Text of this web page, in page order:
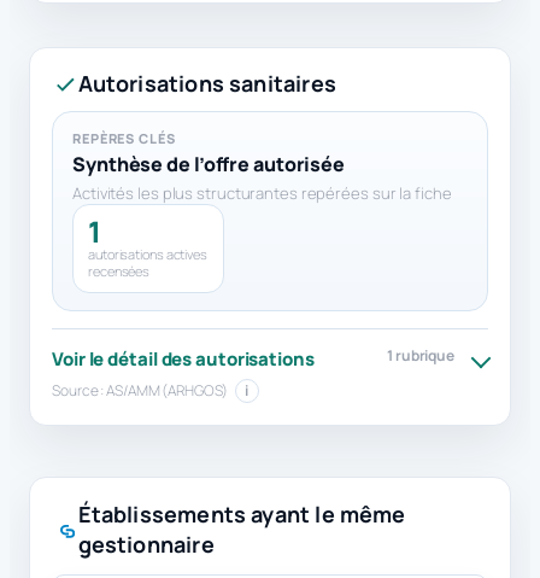
Autorisations sanitaires
REPÈRES CLÉS
Synthèse de l’offre autorisée
Activités les plus structurantes repérées sur la fiche
1
autorisations actives
recensées
Voir le détail des autorisations
1 rubrique
Source : AS/AMM (ARHGOS)
i
Établissements ayant le même
gestionnaire